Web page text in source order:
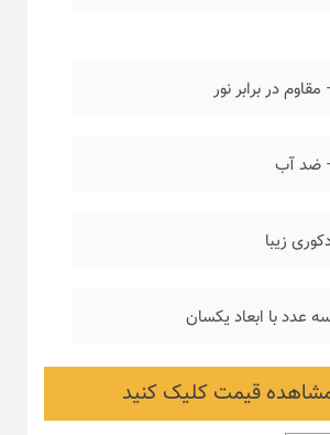
مقاوم در برابر نور
ضد آب
زیبا
عدد با ابعاد یکسان
قیمت کلیک کنید